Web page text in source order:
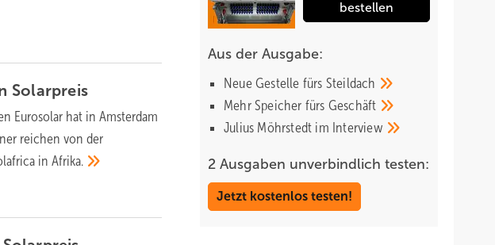
Solarpreis
Eurosolar hat in Amsterdam
reichen von der
inAfrika.
bestellen
Aus der Ausgabe:
Neue Gestelle fürs Steildach
Mehr Speicher fürs Geschäft
Julius Möhrstedt im Interview
2 Ausgaben unverbindlich testen:
Jetzt kostenlos testen!